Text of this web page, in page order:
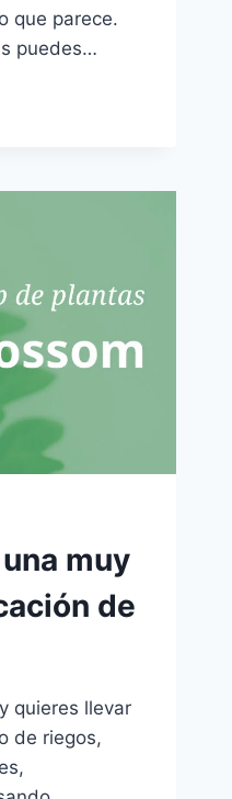
que parece.
puedes…
muy
de
quieres llevar
de riegos,